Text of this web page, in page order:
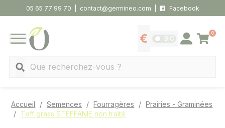
05 65 77 99 70 contact@germineo.com Facebook
MENU
Afficher les tarifs
BIO Se connecter
0
Panier
Accueil Semences Fourragères
Prairies - Graminées
Teff grass STEFFANIE non traité
Panneau de gestion des cookies